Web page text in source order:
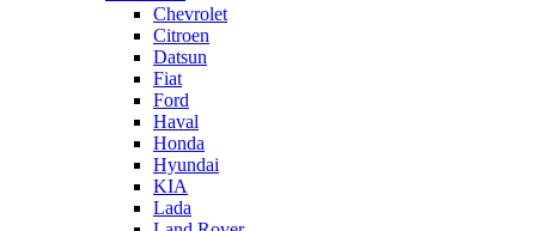
Chevrolet
Citroen
Datsun
Fiat
Ford
Haval
Honda
Hyundai
KIA
Lada